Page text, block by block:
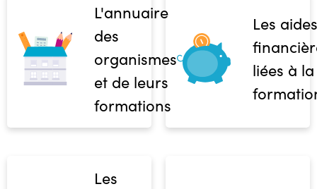
L'annuaire
des
organismes
et de leurs
formations
Les aides
liées à la
Les